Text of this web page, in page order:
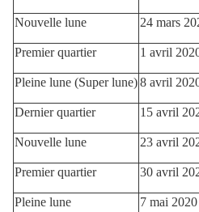
Nouvelle lune 24 mars
Premier quartier 1 avril
Pleine lune (Super lune)8 avril
Dernier quartier 15 avril
Nouvelle lune 23 avril
Premier quartier 30 avril
Pleine lune 7 mai 2020